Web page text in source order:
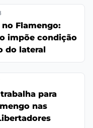
Flamengo:
impõe condição
do lateral
para
nas